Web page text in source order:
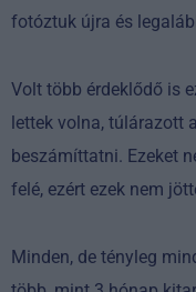
fotóztuk újra és
Volt több érdeklődő is
lettek volna, túlárazott
beszámíttatni. Ezeket
felé, ezért ezek nem
Minden, de tényleg